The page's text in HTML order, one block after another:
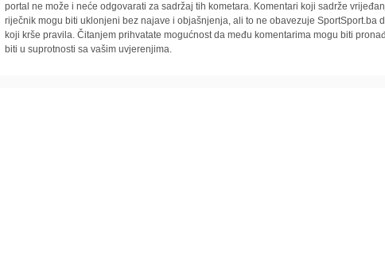
portal ne može i neće odgovarati za sadržaj tih kometara. Komentari koji sadrže
riječnik mogu biti uklonjeni bez najave i objašnjenja, ali to ne obavezuje SportSport.ba
koji krše pravila. Čitanjem prihvatate mogućnost da među komentarima mogu biti
biti u suprotnosti sa vašim uvjerenjima.